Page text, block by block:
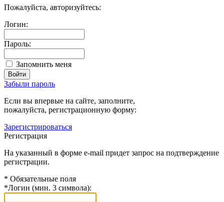
Пожалуйста, авторизуйтесь:
Логин:
Пароль:
Запомнить меня
Забыли пароль
Если вы впервые на сайте, заполните,
пожалуйста, регистрационную форму:
Зарегистрироваться
Регистрация
На указанный в форме e-mail придет запрос на подтверждение
регистрации.
* Обязательные поля
*Логин (мин. 3 символа):